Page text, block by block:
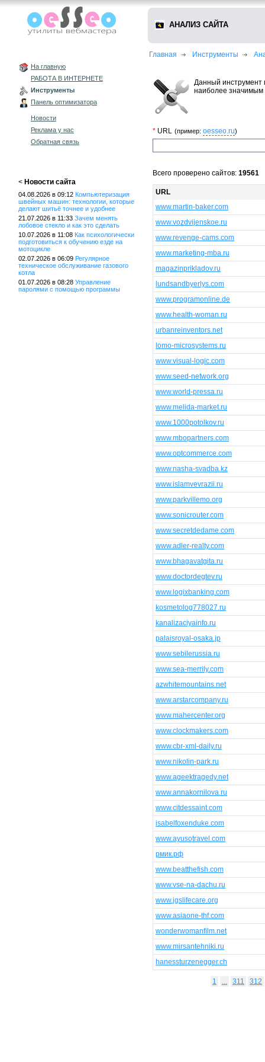
На главную
РАБОТА В ИНТЕРНЕТЕ
Инструменты
Панель оптимизатора
Новости
Реклама у нас
Обратная связь
< Новости сайта
04.08.2026 в 09:12 Компьютеризация
швейных машин: технологии, которые
делают шитьё точнее и удобнее
21.07.2026 в 11:33 Зачем менять
лобовое стекло и как это сделать
10.07.2026 в 11:08 Как психологически
подготовиться к обучению езде на
мотоцикле
02.07.2026 в 06:09 Регулярное
техническое обслуживание газового
котла
01.07.2026 в 08:28 Управление
паролями с помощью программы
АНАЛИЗ САЙТА
Главная Инструменты
Данный
наиболее значимым
* URL (пример: oesseo.ru)
Всего проверено сайтов: 19561
URL
www.martin-baker.com
www.vozdvijenskoe.ru
www.revenge-cams.com
www.marketing-mba.ru
magazinprikladov.ru
lundsandbyerlys.com
www.programonline.de
www.health-woman.ru
urbanreinventors.net
lomo-microsystems.ru
www.visual-logic.com
www.seed-network.org
www.world-pressa.ru
www.melida-market.ru
www.1000potolkov.ru
www.mbopartners.com
www.optcommerce.com
www.nasha-svadba.kz
www.islamvevrazii.ru
www.parkvillemo.org
www.sonicrouter.com
www.secretdedame.com
www.adler-realty.com
www.bhagavatgita.ru
www.doctordegtev.ru
www.logixbanking.com
kosmetolog778027.ru
kanalizaciyainfo.ru
palaisroyal-osaka.jp
www.sebilerussia.ru
www.sea-merrily.com
azwhitemountains.net
www.arstarcompany.ru
www.mahercenter.org
www.clockmakers.com
www.cbr-xml-daily.ru
www.nikolin-park.ru
www.ageektragedy.net
www.annakornilova.ru
www.citdessaint.com
isabelfoxenduke.com
www.ayusotravel.com
рмик.рф
www.beatthefish.com
www.vse-na-dachu.ru
www.jgslifecare.org
www.asiaone-thf.com
wonderwomanfilm.net
www.mirsantehniki.ru
hanessturzenegger.ch
1 311 312